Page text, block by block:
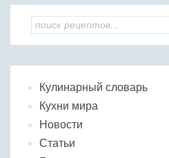
Кулинарный словарь
Кухни мира
Новости
Статьи